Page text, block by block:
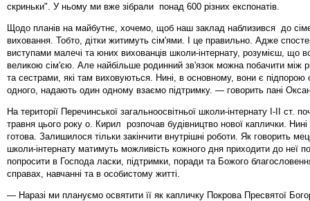
скриньки". У ньому ми вже зібрали понад 600 різних експонатів.
Щодо планів на майбутнє, хочемо, щоб наш заклад наблизився до
виховання. Тобто, дітки житимуть сім'ями. І це правильно. Адже
виступами малечі та юних вихованців школи-інтернату, розумієш, що
великою сім'єю. Але найбільше родинний зв'язок можна побачити між
та сестрами, які там виховуються. Нині, в основному, вони є підпорою
одного, надають один одному взаємо підтримку. — говорить пані
На території Перечинської загальноосвітньої школи-інтернату І-ІІ ст.
травня цього року о. Кирил розпочав будівництво нової каплички.
готова. Залишилося тільки закінчити внутрішні роботи. Як говорить
школи-інтернату матимуть можливість кожного дня приходити до неї
попросити в Господа ласки, підтримки, поради та Божого
справах, навчанні та в особистому житті.
— Наразі ми плануємо освятити її як капличку Покрова Пресвятої